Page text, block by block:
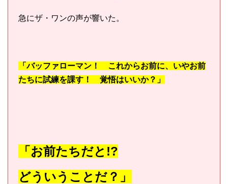
急にザ・ワンの声が響いた。
「バッファローマン！ これからお前に、いやお前
たちに試練を課す！ 覚悟はいいか？」
「お前たちだと!?
どういうことだ？」